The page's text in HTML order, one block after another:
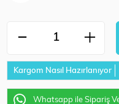
Kargom Nasıl Hazırlanıyor
Whatsapp ile Sipariş